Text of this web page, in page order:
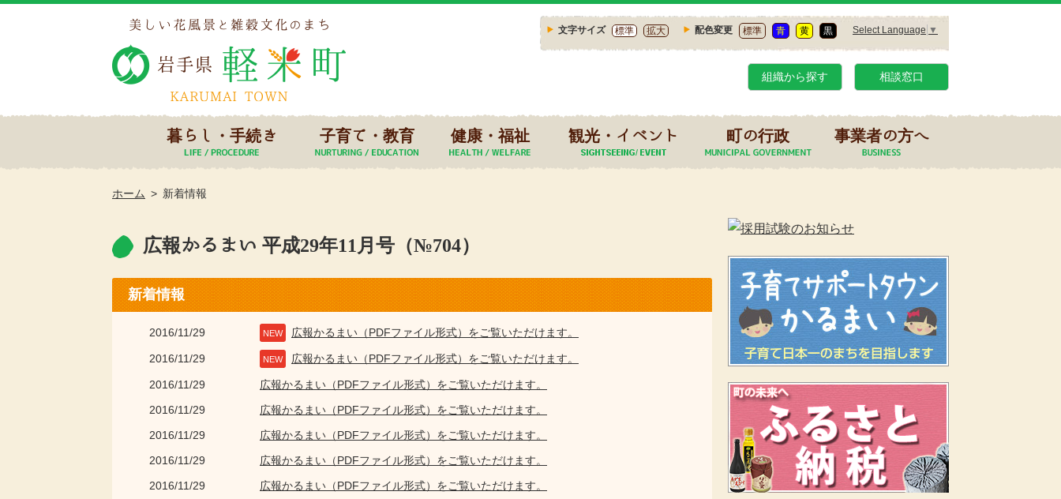
文字サイズ 標準 拡大 配色変更 標準 青 黄 黒 Select Language ▼
組織から探す 相談窓口
暮らし・手続き 子育て・教育 健康・福祉 観光・イベント 町の行政 事業者の方へ
ホーム 新着情報
広報かるまい 平成29年11月号（№704）
新着情報
2016/11/29 NEW 広報かるまい（PDFファイル形式）をご覧いただけます。
2016/11/29 NEW 広報かるまい（PDFファイル形式）をご覧いただけます。
2016/11/29
広報かるまい（PDFファイル形式）をご覧いただけます。
2016/11/29
広報かるまい（PDFファイル形式）をご覧いただけます。
2016/11/29
広報かるまい（PDFファイル形式）をご覧いただけます。
2016/11/29
広報かるまい（PDFファイル形式）をご覧いただけます。
2016/11/29
広報かるまい（PDFファイル形式）をご覧いただけます。